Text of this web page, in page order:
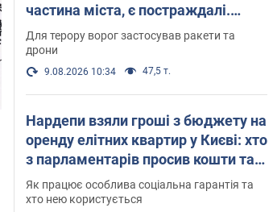
частина міста, є постраждалі.
Фото та відео
Для терору ворог застосував ракети та
дрони
9.08.2026 10:34 47,5 т.
Нардепи взяли гроші з бюджету на
оренду елітних квартир у Києві: хто
з парламентарів просив кошти та
де поселився
Як працює особлива соціальна гарантія та
хто нею користується